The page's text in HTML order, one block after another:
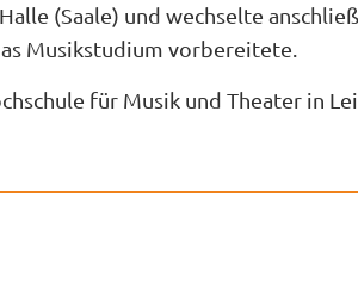
(Saale) und wechselte
Musikstudium vorbereitete.
für Musik und Theater in